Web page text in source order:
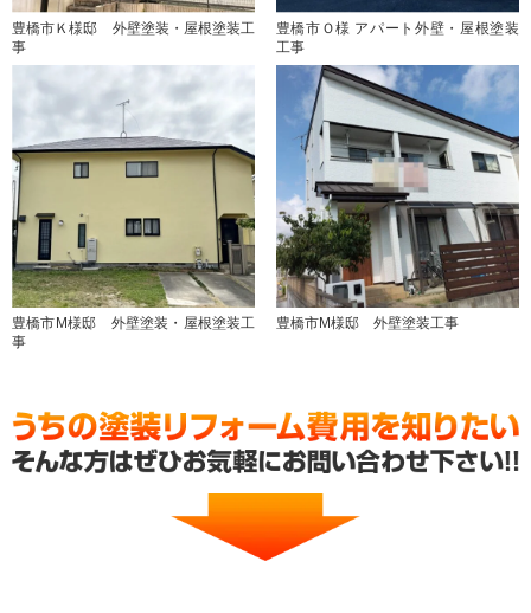
豊橋市Ｋ様邸 外壁塗装・屋根塗装工
事
豊橋市Ｏ様 アパート外壁・屋根塗装
工事
豊橋市M様邸 外壁塗装・屋根塗装工
事
豊橋市M様邸 外壁塗装工事